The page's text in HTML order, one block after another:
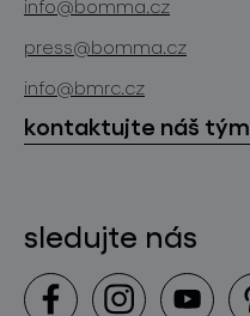
info@bomma.cz
press@bomma.cz
info@bmrc.cz
kontaktujte náš tým
sledujte nás